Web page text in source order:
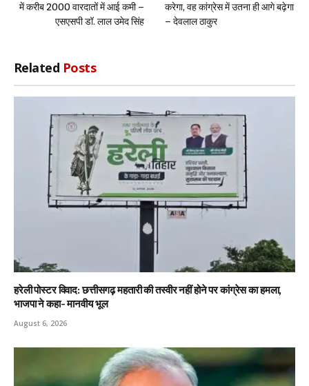
में करीब 2000 वारदातों में आई कमी –
एसएसपी डॉ. लाल उमेद सिंह
करेगा, वह कांग्रेस में उतना ही आगे बढ़ेगा
– देवलाल ठाकुर
Related Posts
हरेली पोस्टर विवाद: छत्तीसगढ़ महतारी की तस्वीर नहीं होने पर कांग्रेस का हमला,
भाजपा ने कहा- मानवीय भूल
August 6, 2026